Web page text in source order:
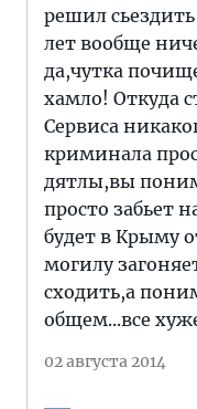
решил сьездить
лет вообще
да,чутка
хамло! Откуда
Сервиса
криминала
дятлы,вы
просто забьет
будет в Крыму
могилу
сходить,а
общем...все
02 августа 2014